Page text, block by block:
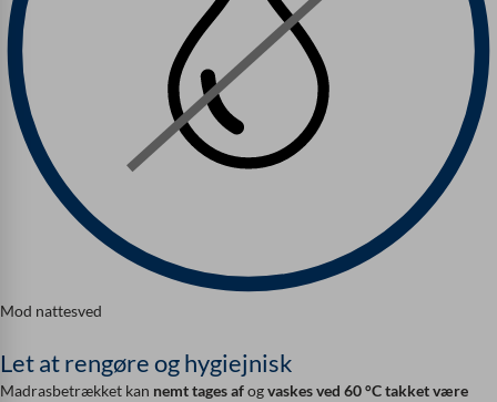
Mod nattesved
Let at rengøre og hygiejnisk
Madrasbetrækket kan nemt tages afogvaskes ved 60 °Ctakket være